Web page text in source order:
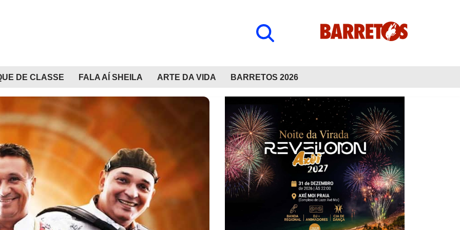
DE CLASSE FALA AÍ SHEILA ARTE DA VIDA BARRETOS 2026